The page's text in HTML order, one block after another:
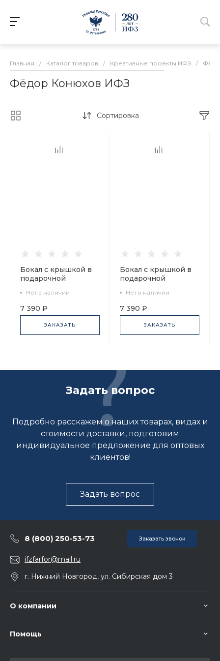
Главная / Каталог товаров / Креативные проекты ИФЗ /
Фёдор Конюхов ИФЗ
Сортировка
Бокал с крышкой в
подарочной
рисунок Путь на
Север, арт.
81.32934.00.1
Нет в наличии
7 390 ₽
ЗАКАЗАТЬ
Бокал с крышкой в
подарочной
рисунок Яхта Алые
паруса, арт.
81.32935.00.1
Нет в наличии
7 390 ₽
ЗАКАЗАТЬ
Задать вопрос
Подробно расскажем о наших товарах, видах и
стоимости доставки, подготовим
индивидуальное предложение для оптовых
клиентов!
Задать вопрос
8 (800) 250-53-73 Заказать звонок
ifzfarfor@mail.ru
г. Нижний Новгород, ул. Сибирская дом 3
О компании
Помощь